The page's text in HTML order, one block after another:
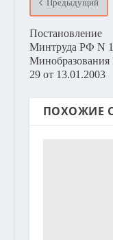
Предыдущий
Постановление
Минтруда РФ N
29 от 13.01.2003
ПОХОЖИЕ